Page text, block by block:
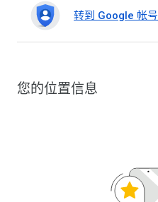
转到 Google 帐号
您的位置信息